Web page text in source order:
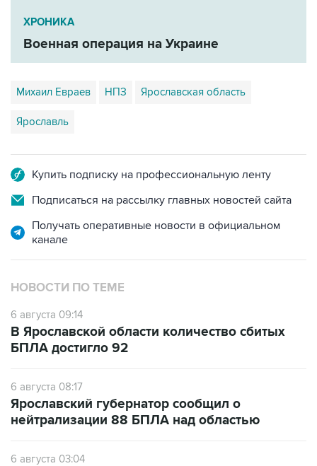
ХРОНИКА
Военная операция на Украине
Михаил Евраев НПЗ Ярославская область
Ярославль
Купить подписку на профессиональную ленту
Подписаться на рассылку главных новостей сайта
Получать оперативные новости в официальном
канале
НОВОСТИ ПО ТЕМЕ
6 августа 09:14
В Ярославской области количество сбитых
БПЛА достигло 92
6 августа 08:17
Ярославский губернатор сообщил о
нейтрализации 88 БПЛА над областью
6 августа 03:04